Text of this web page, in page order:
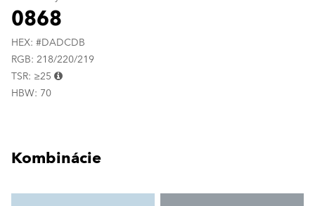
0868
HEX: #DADCDB
RGB: 218/220/219
TSR: ≥25
HBW: 70
Kombinácie